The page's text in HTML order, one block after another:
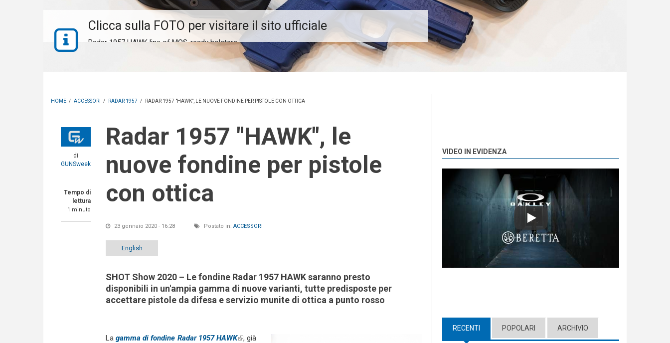
HOME / ACCESSORI / RADAR 1957 / RADAR 1957 "HAWK", LE NUOVE FONDINE PER PISTOLE CON OTTICA
di
GUNSweek
Tempo di
lettura
1 minuto
Radar 1957 "HAWK", le
nuove fondine per pistole
con ottica
23 gennaio 2020 - 16:28 Postato in: ACCESSORI
English
SHOT Show 2020 – Le fondine Radar 1957 HAWK saranno presto
disponibili in un'ampia gamma di nuove varianti, tutte predisposte per
accettare pistole da difesa e servizio munite di ottica a punto rosso
Lagamma di fondine Radar 1957 HAWK(link is external)
, già
VIDEO IN EVIDENZA
Play
RECENTI (ACTIVE TAB)
POPOLARI ARCHIVIO